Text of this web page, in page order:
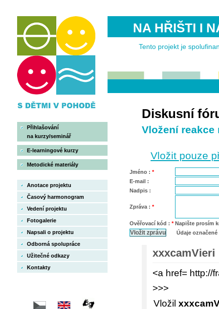
Přihlašování
na kurzy/seminář
E-learningové kurzy
Metodické materiály
Anotace projektu
Časový harmonogram
Vedení projektu
Fotogalerie
Napsali o projektu
Odborná spolupráce
Užitečné odkazy
Kontakty
NA HŘIŠTI I
Tento projekt je
Diskusní
Vložení reakce
Vložit pouze
Jméno : *
E-mail :
Nadpis :
Zpráva : *
Ověřovací kód : *Napište prosím
Údaje označené
xxxcamVieri
<a href= http://
>>>
Vložil